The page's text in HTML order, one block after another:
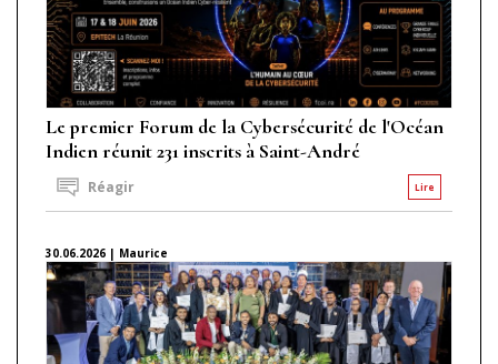
Le premier Forum de la Cybersécurité de l'Océan
Indien réunit 231 inscrits à Saint-André
Lire
Réagir
30.06.2026 | Maurice